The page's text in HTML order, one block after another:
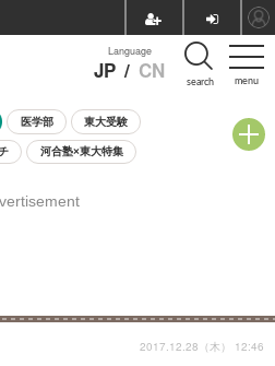
menu
Language
JP / CN search
医学部 東大受験
河合塾×東大特集
校説明会・相談会
2017.12.28（木） 12:46